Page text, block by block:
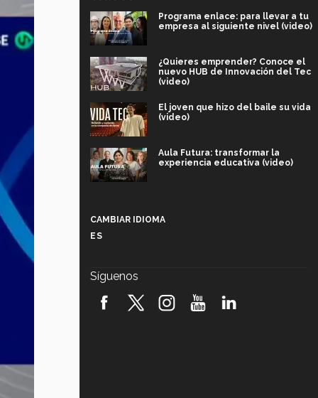
Programa enlace: para llevar a tu
empresa al siguiente nivel (video)
¿Quieres emprender? Conoce el
nuevo HUB de Innovación del Tec
(video)
El joven que hizo del baile su vida
(video)
Aula Futura: transformar la
experiencia educativa (video)
robótica FIRST 2026! (video)
CAMBIAR IDIOMA
ES
Síguenos